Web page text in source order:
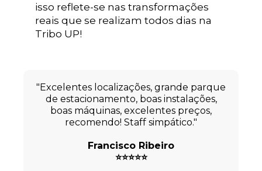
isso reflete-se nas transformações
reais que se realizam todos dias na
Tribo UP!
"Excelentes localizações, grande parque
de estacionamento, boas instalações,
boas máquinas, excelentes preços,
recomendo! Staff simpático."
Francisco Ribeiro
⭐⭐⭐⭐⭐